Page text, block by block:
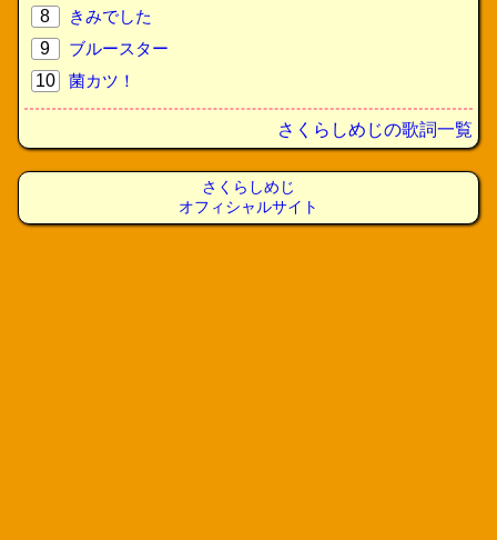
8
きみでした
9
ブルースター
10
菌カツ！
さくらしめじの歌詞一覧
さくらしめじ
オフィシャルサイト